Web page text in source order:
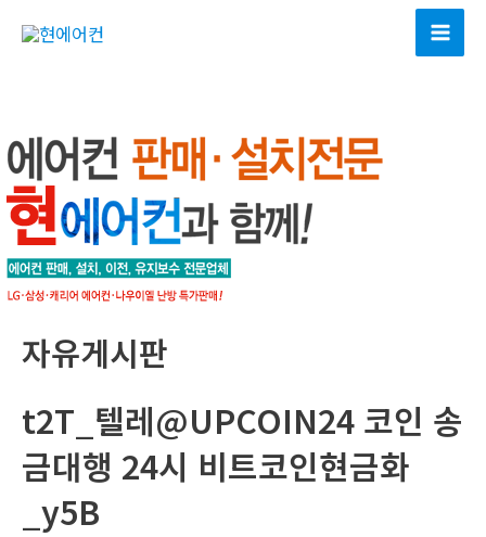
너
뛰
기
Main
자유게시판
t2T_텔레@UPCOIN24 코인 송
금대행 24시 비트코인현금화
_y5B